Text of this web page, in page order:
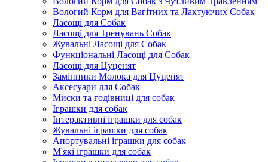
Вологий Корм для Вагітних та Лактуючих Собак
Ласощі для Собак
Ласощі для Тренувань Собак
Жувальні Ласощі для Собак
Функціональні Ласощі для Собак
Ласощі для Цуценят
Замінники Молока для Цуценят
Аксесуари для Собак
Миски та годівниці для собак
Іграшки для собак
Інтерактивні іграшки для собак
Жувальні іграшки для собак
Апортувальні іграшки для собак
М'які іграшки для собак